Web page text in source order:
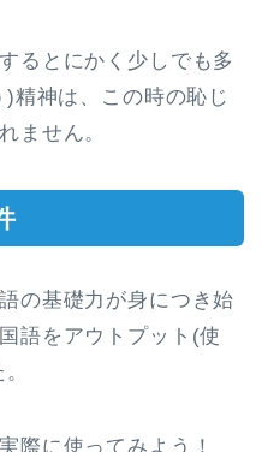
るとにかく少しでも多
精神は、この時の恥じ
ません。
の基礎力が身につき始
語をアウトプット(使
際に使ってみよう！